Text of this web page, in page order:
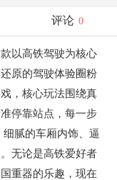
评论 0
以高铁驾驶为核心
原的驾驶体验圈粉
，核心玩法围绕真
停靠站点，每一步
腻的车厢内饰、逼
无论是高铁爱好者
重器的乐趣，现在